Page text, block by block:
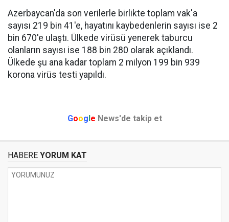
Azerbaycan'da son verilerle birlikte toplam vak'a
sayısı 219 bin 41'e, hayatını kaybedenlerin sayısı ise 2
bin 670'e ulaştı. Ülkede virüsü yenerek taburcu
olanların sayısı ise 188 bin 280 olarak açıklandı.
Ülkede şu ana kadar toplam 2 milyon 199 bin 939
korona virüs testi yapıldı.
Google News'de takip et
HABERE YORUM KAT